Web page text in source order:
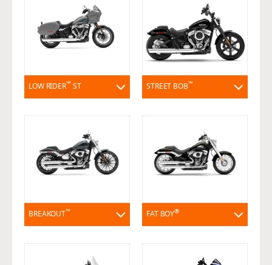
LOW RIDER™ ST STREET BOB™
BREAKOUT™ FAT BOY®